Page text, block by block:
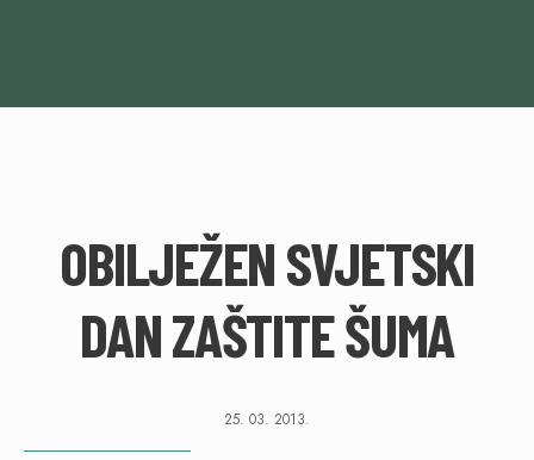
OBILJEŽEN SVJETSKI
DAN ZAŠTITE ŠUMA
25. 03. 2013.